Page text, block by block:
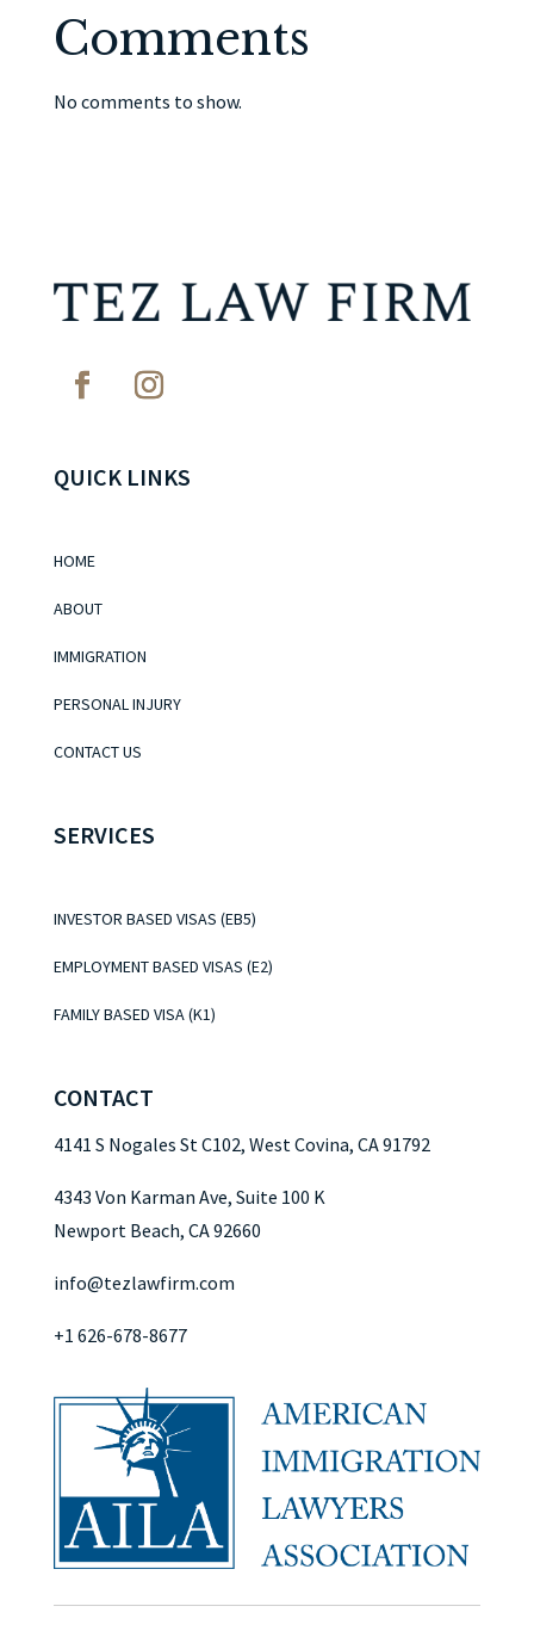
Comments
No comments to show.
QUICK LINKS
HOME
ABOUT
IMMIGRATION
PERSONAL INJURY
CONTACT US
SERVICES
INVESTOR BASED VISAS (EB5)
EMPLOYMENT BASED VISAS (E2)
FAMILY BASED VISA (K1)
CONTACT
4141 S Nogales St C102, West Covina, CA 91792
4343 Von Karman Ave, Suite 100 K
Newport Beach, CA 92660
info@tezlawfirm.com
+1 626-678-8677